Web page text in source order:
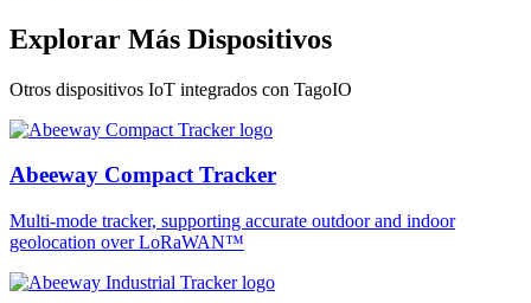
Explorar Más Dispositivos
Otros dispositivos IoT integrados con TagoIO
Abeeway Compact Tracker
Multi-mode tracker, supporting accurate outdoor and indoor
geolocation over LoRaWAN™